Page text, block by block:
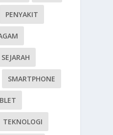
PENYAKIT
SEJARAH
SMARTPHONE
TEKNOLOGI